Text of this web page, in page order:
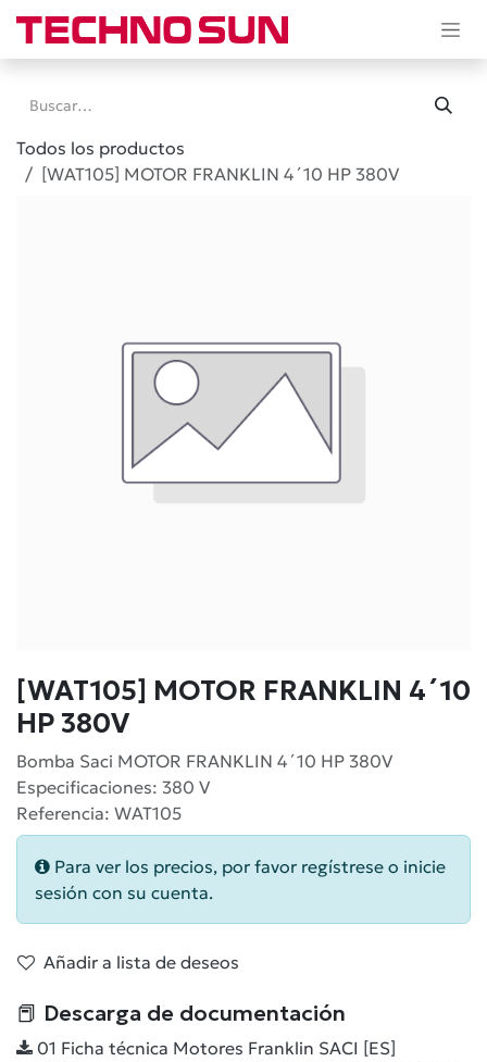
Ir al contenido
Todos los productos
[WAT105] MOTOR FRANKLIN 4´10 HP 380V
[WAT105] MOTOR FRANKLIN 4´10
HP 380V
Bomba Saci MOTOR FRANKLIN 4´10 HP 380V
Especificaciones: 380 V
Referencia: WAT105
Para ver los precios, por favor regístrese o inicie
sesión con su cuenta.
Añadir a lista de deseos
📕 Descarga de documentación
01 Ficha técnica Motores Franklin SACI [ES]